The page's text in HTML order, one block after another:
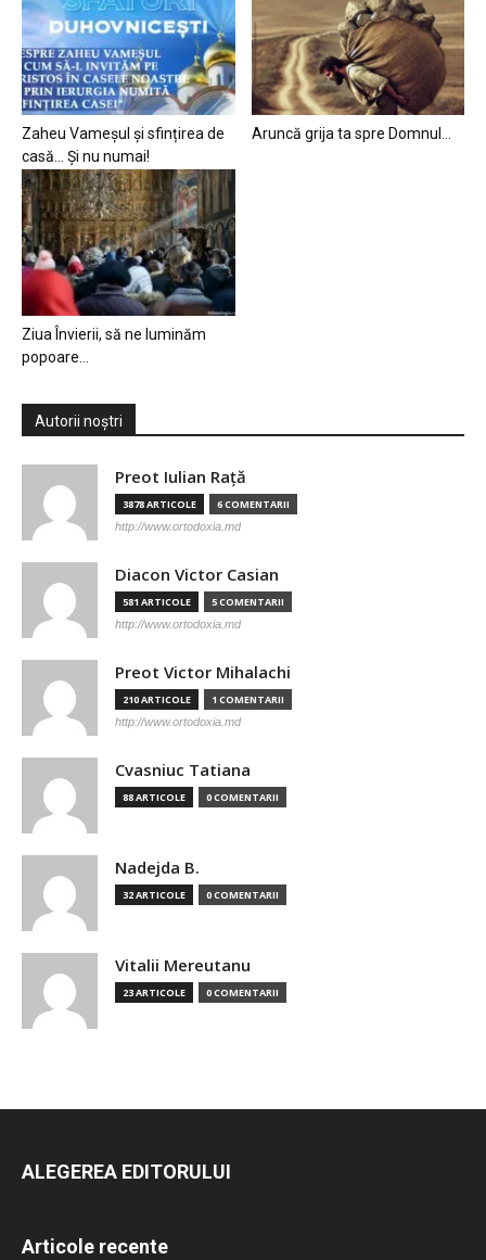
Zaheu Vameșul și sfințirea de
casă… Și nu numai!
Aruncă grija ta spre Domnul…
Ziua Învierii, să ne luminăm
popoare…
Autorii noștri
Preot Iulian Raţă
3878 ARTICOLE 6 COMENTARII
http://www.ortodoxia.md
Diacon Victor Casian
581 ARTICOLE 5 COMENTARII
http://www.ortodoxia.md
Preot Victor Mihalachi
210 ARTICOLE 1 COMENTARII
http://www.ortodoxia.md
Cvasniuc Tatiana
88 ARTICOLE 0 COMENTARII
Nadejda B.
32 ARTICOLE 0 COMENTARII
Vitalii Mereutanu
23 ARTICOLE 0 COMENTARII
ALEGEREA EDITORULUI
Articole recente